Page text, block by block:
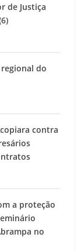
de Justiça
do
contra
a proteção
no